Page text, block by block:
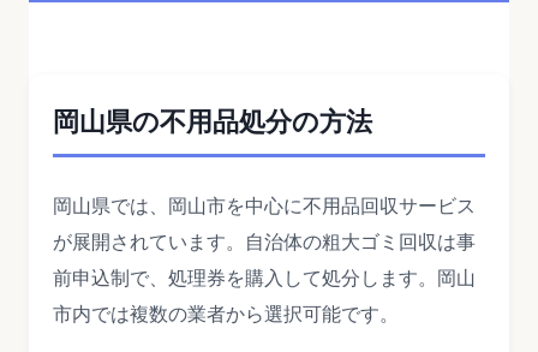
岡山県の不用品処分の方法
岡山県では、岡山市を中心に不用品回収サービス
が展開されています。自治体の粗大ゴミ回収は事
前申込制で、処理券を購入して処分します。岡山
市内では複数の業者から選択可能です。